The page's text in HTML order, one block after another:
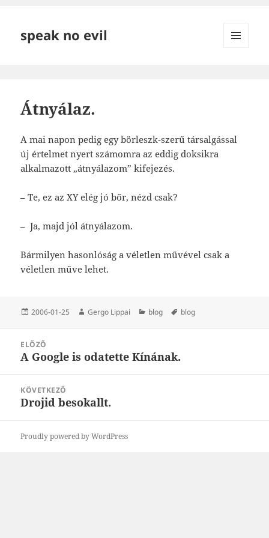
speak no evil
Átnyálaz.
A mai napon pedig egy börleszk-szerű társalgással
új értelmet nyert számomra az eddig doksikra
alkalmazott „átnyálazom” kifejezés.
– Te, ez az XY elég jó bőr, nézd csak?
– Ja, majd jól átnyálazom.
Bármilyen hasonlóság a véletlen művével csak a
véletlen műve lehet.
Közzétéve
2006-01-25 Szerző
Gergo Lippai Kategória
blog Címke
blog
navigáció
ELŐZŐ
Korábbi
A Google is odatette Kínának.
KÖVETKEZŐ
Következő
Drojid besokallt.
Proudly powered by WordPress